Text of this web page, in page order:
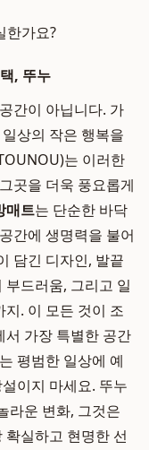
한가요?
, 뚜누
간이 아닙니다. 가
상의 작은 행복을
는 이러한
곳을 더욱 풍요롭게
매트는 단순한 바닥
간에 생명력을 불어
담긴 디자인, 발끝
부드러움, 그리고 일
. 이 모든 것이 조
서 가장 특별한 공간
평범한 일상에 예
이지 마세요. 뚜누
라운 변화, 그것은
확실하고 현명한 선